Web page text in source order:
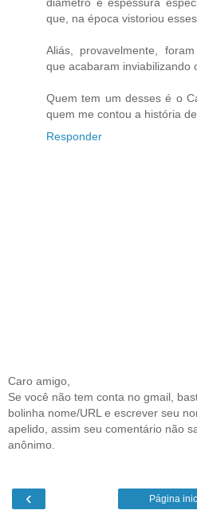
que, na época vistoriou
Aliás, provavelmente,
que acabaram inviabilizando
Quem tem um desses é o
quem me contou a história
Responder
Caro amigo,
Se você não tem conta no gmail,
bolinha nome/URL e escrever seu
apelido, assim seu comentário não
anônimo.
‹ Página